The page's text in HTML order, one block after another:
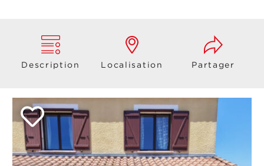
Description Localisation Partager